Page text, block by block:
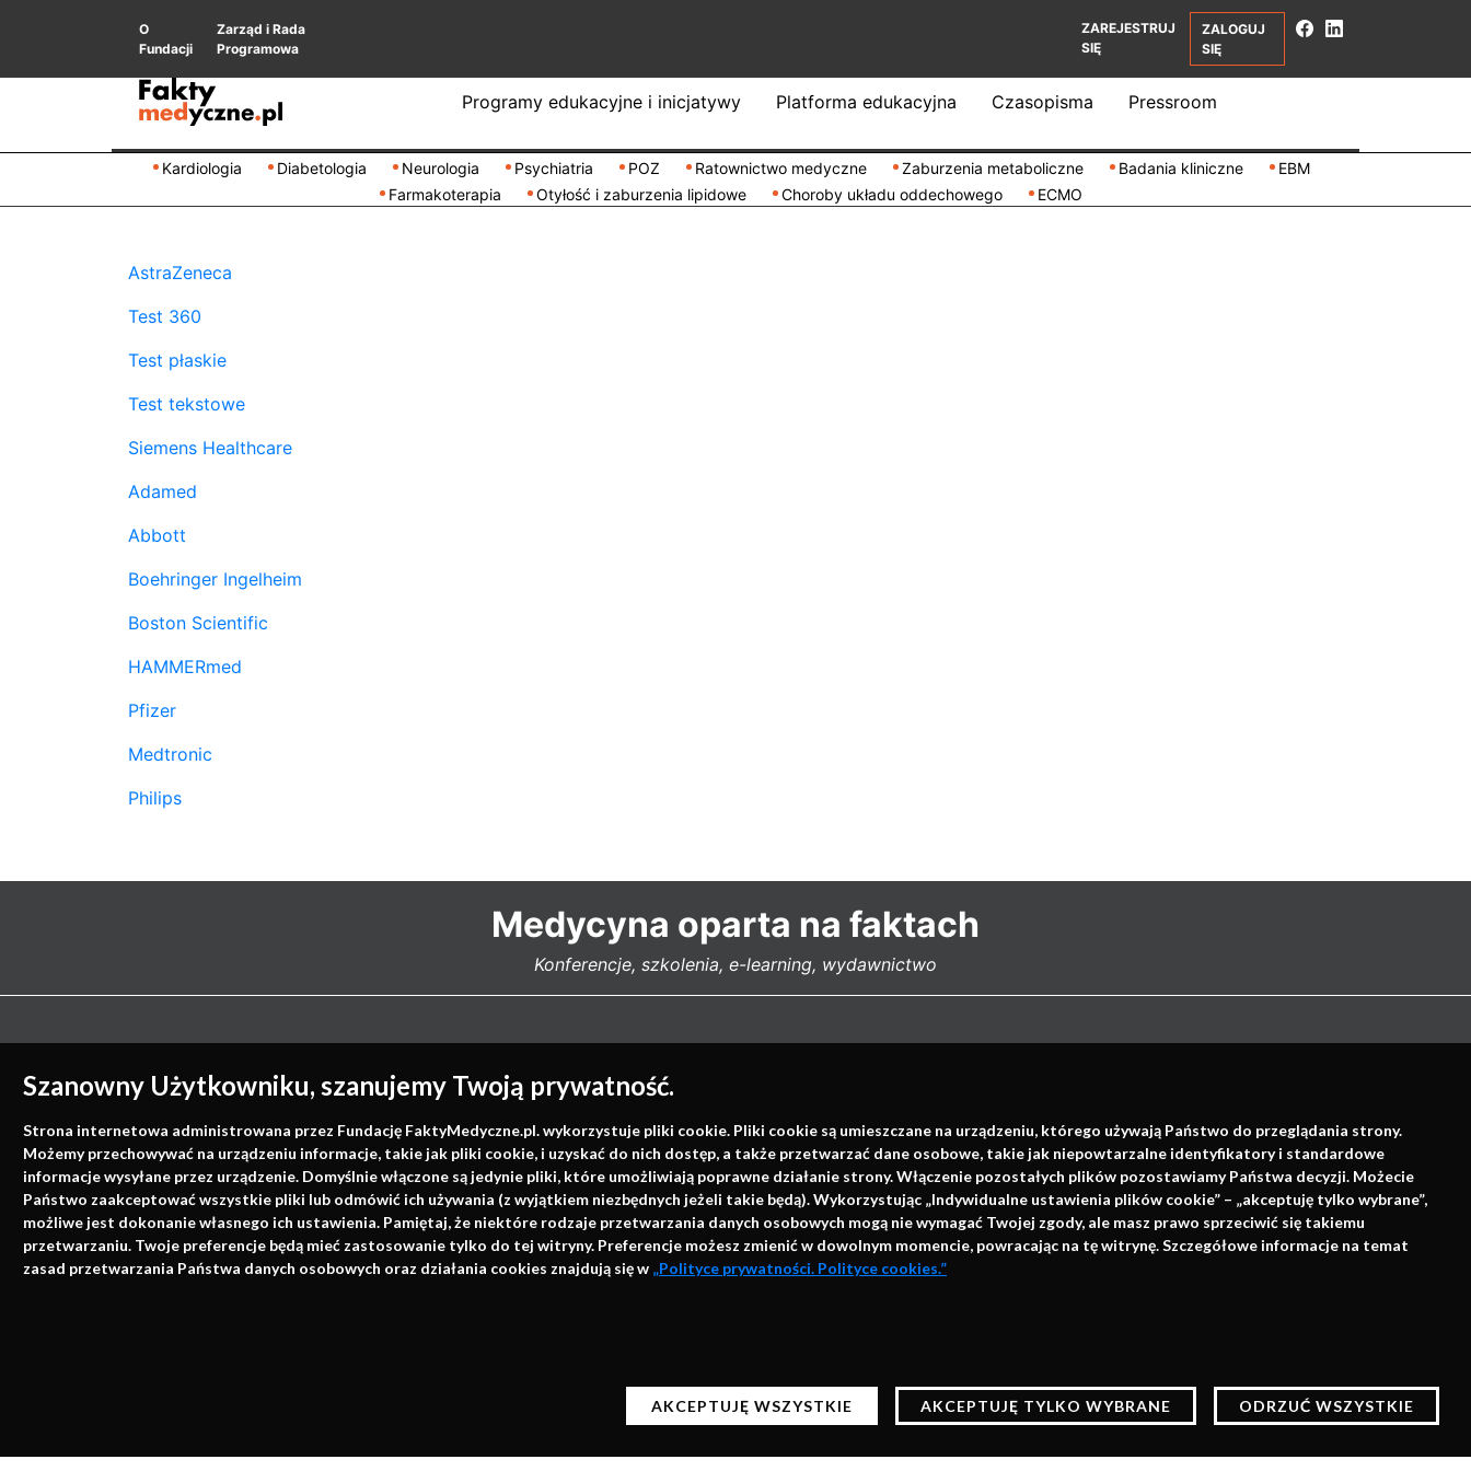
Szanowny Użytkowniku, szanujemy Twoją prywatność.
Strona internetowa administrowana przez Fundację FaktyMedyczne.pl. wykorzystuje pliki cookie. Pliki cookie są umieszczane na urządzeniu, którego używają Państwo do przeglądania strony.
Możemy przechowywać na urządzeniu informacje, takie jak pliki cookie, i uzyskać do nich dostęp, a także przetwarzać dane osobowe, takie jak niepowtarzalne identyfikatory i standardowe
informacje wysyłane przez urządzenie. Domyślnie włączone są jedynie pliki, które umożliwiają poprawne działanie strony. Włączenie pozostałych plików pozostawiamy Państwa decyzji. Możecie
Państwo zaakceptować wszystkie pliki lub odmówić ich używania (z wyjątkiem niezbędnych jeżeli takie będą). Wykorzystując „Indywidualne ustawienia plików cookie” – „akceptuję tylko wybrane”,
możliwe jest dokonanie własnego ich ustawienia. Pamiętaj, że niektóre rodzaje przetwarzania danych osobowych mogą nie wymagać Twojej zgody, ale masz prawo sprzeciwić się takiemu
przetwarzaniu. Twoje preferencje będą mieć zastosowanie tylko do tej witryny. Preferencje możesz zmienić w dowolnym momencie, powracając na tę witrynę. Szczegółowe informacje na temat
zasad przetwarzania Państwa danych osobowych oraz działania cookies znajdują się w „Polityce prywatności. Polityce cookies.”
AKCEPTUJĘ WSZYSTKIE AKCEPTUJĘ TYLKO WYBRANE ODRZUĆ WSZYSTKIE
O
Fundacji
Zarząd i Rada
Programowa
ZAREJESTRUJ
SIĘ
ZALOGUJ
SIĘ
Programy edukacyjne i inicjatywy Platforma edukacyjna Czasopisma Pressroom
Kardiologia Diabetologia Neurologia Psychiatria POZ Ratownictwo medyczne Zaburzenia metaboliczne Badania kliniczne
EBM
Farmakoterapia
Otyłość i zaburzenia lipidowe Choroby układu oddechowego ECMO
AstraZeneca
Test 360
Test płaskie
Test tekstowe
Siemens Healthcare
Adamed
Abbott
Boehringer Ingelheim
Boston Scientific
HAMMERmed
Pfizer
Medtronic
Philips
Medycyna oparta na faktach
Konferencje, szkolenia, e-learning, wydawnictwo
info@faktymedyczne.pl
ul. Towarowa 2
43-460 Wisła
Redakcja medyczna:
ul. Rodawska 26
61-312 Poznań
Wsparcie:
AKCEPTUJĘ
realizacji usług i reklamowych. Korzystając z naszych stron bez zmiany ustawień przeglądarki będą one zapisane w pamięci
urządzenia, więcej informacji na temat zarządzania plikami cookies znajdziesz w Polityce prywatności.